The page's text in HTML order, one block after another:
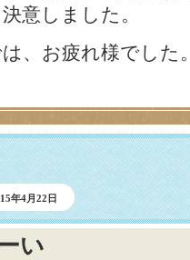
意しました。
、お疲れ様でした。
年4月22日
い